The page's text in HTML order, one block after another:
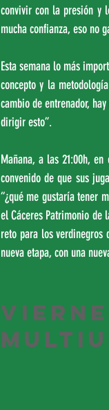
convivir con la presión y
mucha confianza, eso no
Esta semana lo más
concepto y la
cambio de entrenador,
dirigir esto”.
Mañana, a las 21:00h,
convenido de que sus
“¿qué me gustaría tener
el Cáceres Patrimonio de
reto para los verdinegros
nueva etapa, con una